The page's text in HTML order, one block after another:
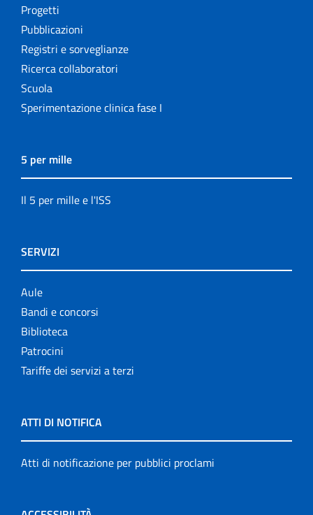
Progetti
Pubblicazioni
Registri e sorveglianze
Ricerca collaboratori
Scuola
Sperimentazione clinica fase I
5 per mille
Il 5 per mille e l'ISS
SERVIZI
Aule
Bandi e concorsi
Biblioteca
Patrocini
Tariffe dei servizi a terzi
ATTI DI NOTIFICA
Atti di notificazione per pubblici proclami